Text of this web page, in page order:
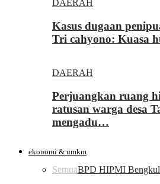
DAERAH
Kasus dugaan
Tri cahyono: Kuasa
DAERAH
Perjuangkan ruang
ratusan warga desa
mengadu…
ekonomi & umkm
SemuaBPD HIPMI